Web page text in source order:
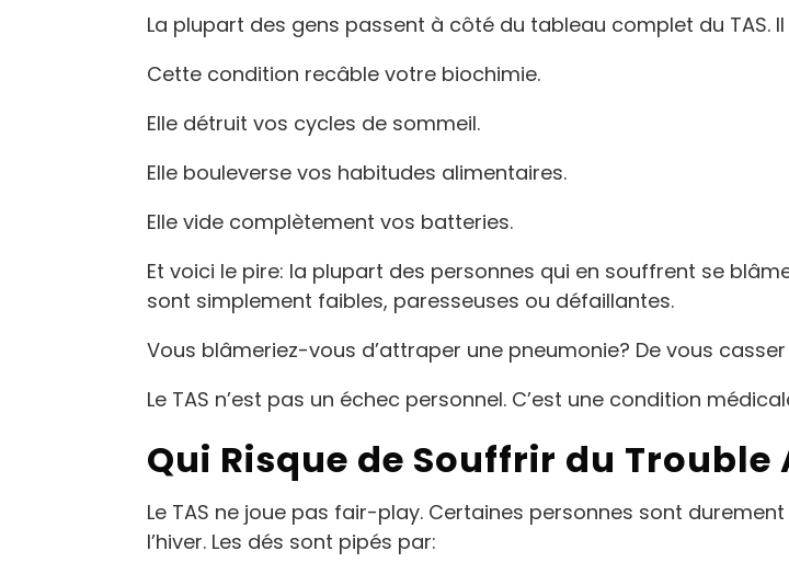
La plupart des gens passent à côté du tableau complet du TAS.
Cette condition recâble votre biochimie.
Elle détruit vos cycles de sommeil.
Elle bouleverse vos habitudes alimentaires.
Elle vide complètement vos batteries.
Et voici le pire: la plupart des personnes qui en souffrent se
sont simplement faibles, paresseuses ou défaillantes.
Vous blâmeriez-vous d’attraper une pneumonie? De vous
Le TAS n’est pas un échec personnel. C’est une condition
Qui Risque de Souffrir du
Le TAS ne joue pas fair-play. Certaines personnes sont
l’hiver. Les dés sont pipés par: